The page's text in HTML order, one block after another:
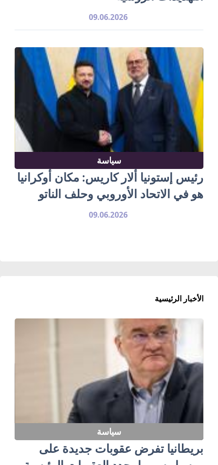
09.06.2026
سياسة
رئيس إستونيا ألار كاريس: مكان أوكرانيا
هو في الاتحاد الأوروبي وحلف الناتو
09.06.2026
الأخبار الرئيسية
سياسة
بريطانيا تفرض عقوبات جديدة على